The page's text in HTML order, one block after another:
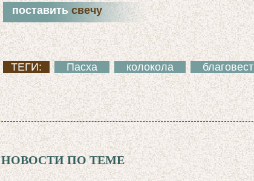
поставить свечу
ТЕГИ: Пасха колокола благовест
НОВОСТИ ПО ТЕМЕ